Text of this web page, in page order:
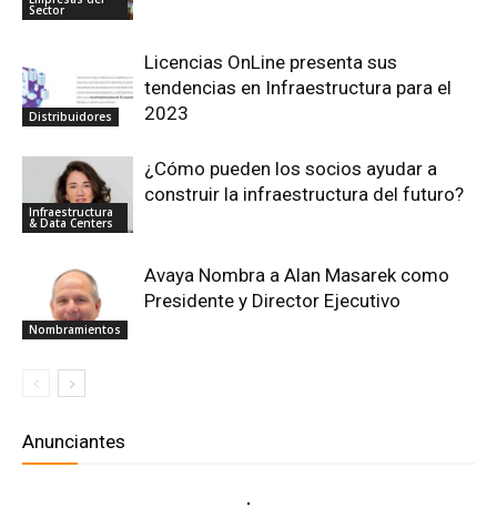
Sector
Distribuidores
Licencias OnLine presenta sus
tendencias en Infraestructura para el
2023
Infraestructura
& Data Centers
¿Cómo pueden los socios ayudar a
construir la infraestructura del futuro?
Nombramientos
Avaya Nombra a Alan Masarek como
Presidente y Director Ejecutivo
Anunciantes